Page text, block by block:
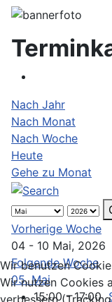
Nach Jahr
Nach Monat
Nach Woche
Heute
Gehe zu Monat
Vorherige Woche
04 - 10 Mai, 2026
Folgende Woche
05. Mai
15:00 - 17:00
Wir benutzen
Wir nutzen Cookies